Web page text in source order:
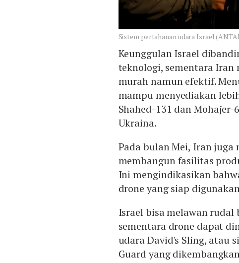
Sistem pertahanan udara Israel
Keunggulan Israel
teknologi, sementara
murah namun efektif.
mampu menyediakan
Shahed-131 dan
Ukraina.
Pada bulan Mei, Iran
membangun fasilitas
Ini mengindikasikan
drone yang siap
Israel bisa melawan rudal
sementara drone dapat
udara David's Sling, atau
Guard yang